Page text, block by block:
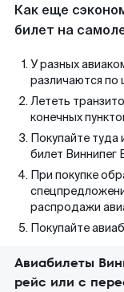
Как еще
билет на
У разных
различаются по
Лететь
конечных
Покупайте туда
билет Виннипег
При покупке
распродажи
Покупайте
Авиабилеты
рейс или с